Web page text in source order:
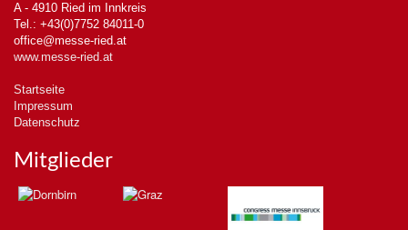
A - 4910 Ried im Innkreis
Tel.: +43(0)7752 84011-0
office@messe-ried.at
www.messe-ried.at
Startseite
Impressum
Datenschutz
Mitglieder